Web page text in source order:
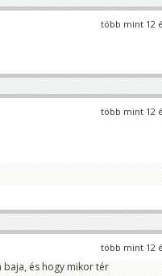
több mint 12
több mint 12
több mint 12
baja, és hogy mikor tér